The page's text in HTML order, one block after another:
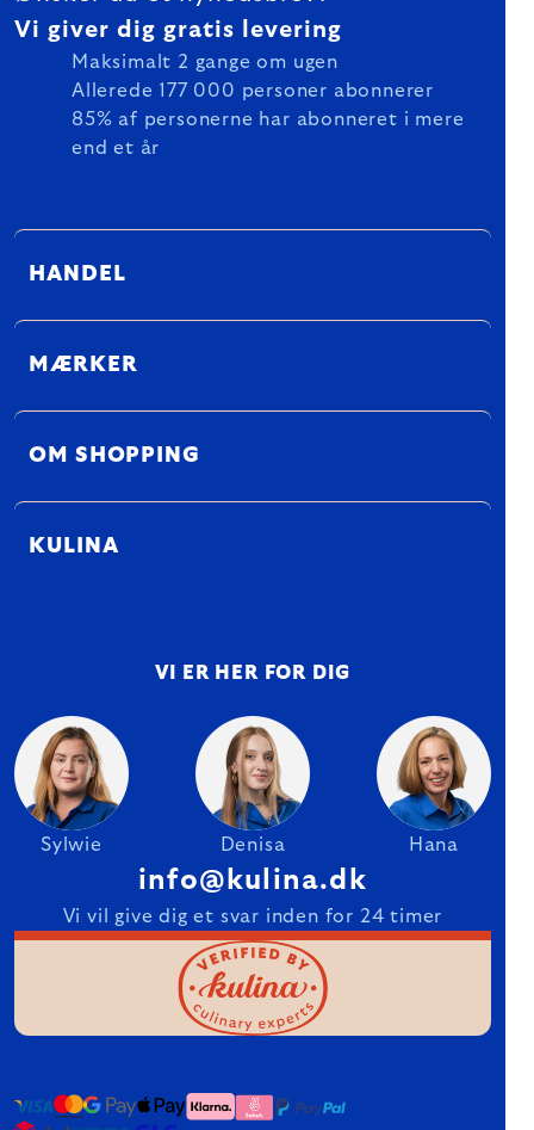
Vi giver dig gratis levering
Maksimalt 2 gange om ugen
Allerede 177 000 personer abonnerer
85% af personerne har abonneret i mere
end et år
HANDEL
MÆRKER
OM SHOPPING
KULINA
VI ER HER FOR DIG
Sylwie Denisa Hana
info@kulina.dk
Vi vil give dig et svar inden for 24 timer